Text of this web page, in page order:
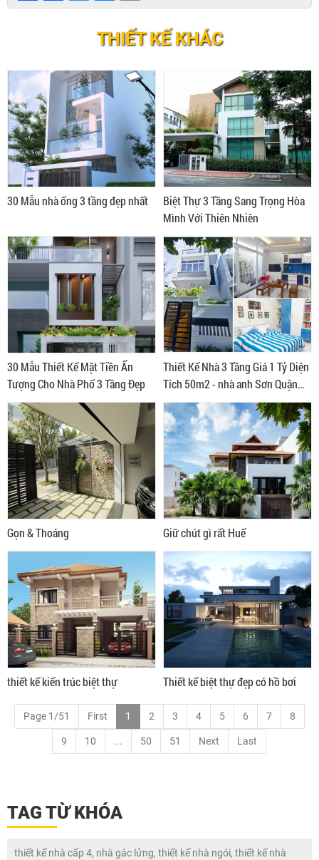
THIẾT KẾ KHÁC
30 Mẫu nhà ống 3 tầng đẹp nhất
Biệt Thự 3 Tầng Sang Trọng Hòa
Mình Với Thiên Nhiên
30 Mẫu Thiết Kế Mặt Tiền Ấn
Tượng Cho Nhà Phố 3 Tầng Đẹp
Thiết Kế Nhà 3 Tầng Giá 1 Tỷ Diện
Tích 50m2 - nhà anh Sơn Quận
Tân Phú
Gọn & Thoáng Giữ chút gì rất Huế
thiết kế kiến trúc biệt thự Thiết kế biệt thự đẹp có hồ bơi
Page 1/51 First 1 2 3 4 5 6 7 8
9 10 ... 50 51 Next Last
TAG TỪ KHÓA
thiết kế nhà cấp 4, nhà gác lửng, thiết kế nhà ngói, thiết kế nhà